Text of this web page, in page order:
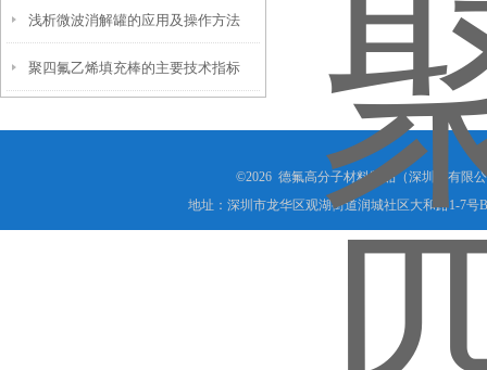
浅析微波消解罐的应用及操作方法
聚四氟乙烯填充棒的主要技术指标
©2026 德氟高分子材料制品（深圳）有限
地址：深圳市龙华区观湖街道润城社区大和路1-7号